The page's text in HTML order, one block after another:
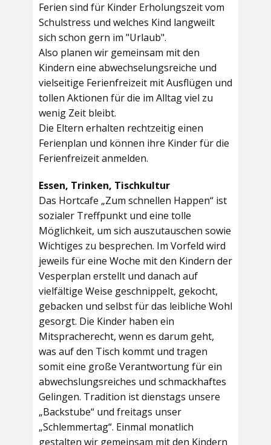
Ferien sind für Kinder Erholungszeit vom
Schulstress und welches Kind langweilt
sich schon gern im "Urlaub".
Also planen wir gemeinsam mit den
Kindern eine abwechselungsreiche und
vielseitige Ferienfreizeit mit Ausflügen und
tollen Aktionen für die im Alltag viel zu
wenig Zeit bleibt.
Die Eltern erhalten rechtzeitig einen
Ferienplan und können ihre Kinder für die
Ferienfreizeit anmelden.
Essen, Trinken, Tischkultur
Das Hortcafe „Zum schnellen Happen“ ist
sozialer Treffpunkt und eine tolle
Möglichkeit, um sich auszutauschen sowie
Wichtiges zu besprechen. Im Vorfeld wird
jeweils für eine Woche mit den Kindern der
Vesperplan erstellt und danach auf
vielfältige Weise geschnippelt, gekocht,
gebacken und selbst für das leibliche Wohl
gesorgt. Die Kinder haben ein
Mitspracherecht, wenn es darum geht,
was auf den Tisch kommt und tragen
somit eine große Verantwortung für ein
abwechslungsreiches und schmackhaftes
Gelingen. Tradition ist dienstags unsere
„Backstube“ und freitags unser
„Schlemmertag“. Einmal monatlich
gestalten wir gemeinsam mit den Kindern